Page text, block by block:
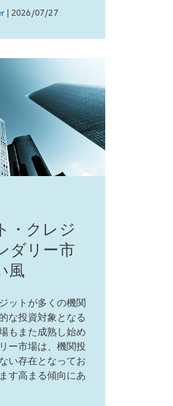
| 2026/07/27
・クレジ
ダリー市
風
ットが多くの機関
な投資対象となる
もまた成熟し始め
ー市場は、機関投
い存在となってお
す高まる傾向にあ